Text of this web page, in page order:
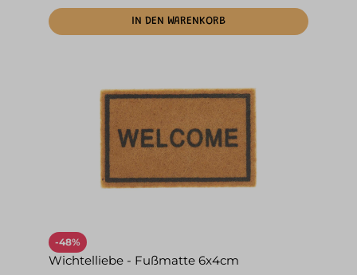
IN DEN WARENKORB
-48%
Wichtelliebe - Fußmatte 6x4cm